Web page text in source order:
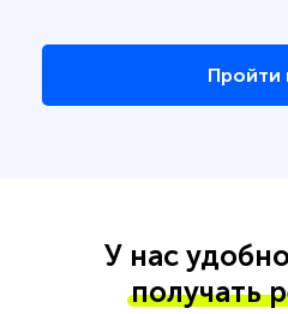
Пройти
У нас
получать